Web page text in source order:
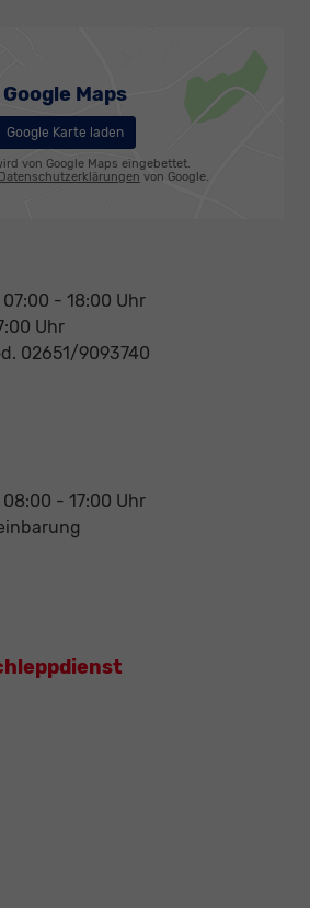
Google Maps
Google Karte laden
von Google Maps eingebettet.
Datenschutzerklärungen von Google.
- 18:00 Uhr
Uhr
02651/9093740
- 17:00 Uhr